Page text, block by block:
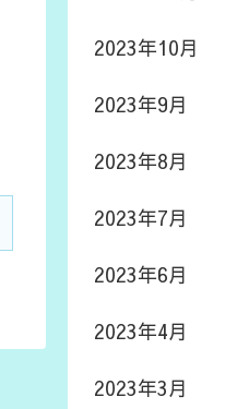
2023年10月
2023年9月
2023年8月
2023年7月
2023年6月
2023年4月
2023年3月